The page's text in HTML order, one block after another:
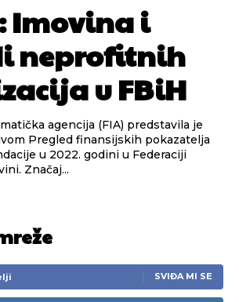
Imovina i
neprofitnih
u FBiH
agencija (FIA) predstavila je
Pregled finansijskih pokazatelja
u 2022. godini u Federaciji
Značaj...
SVIĐA MI SE